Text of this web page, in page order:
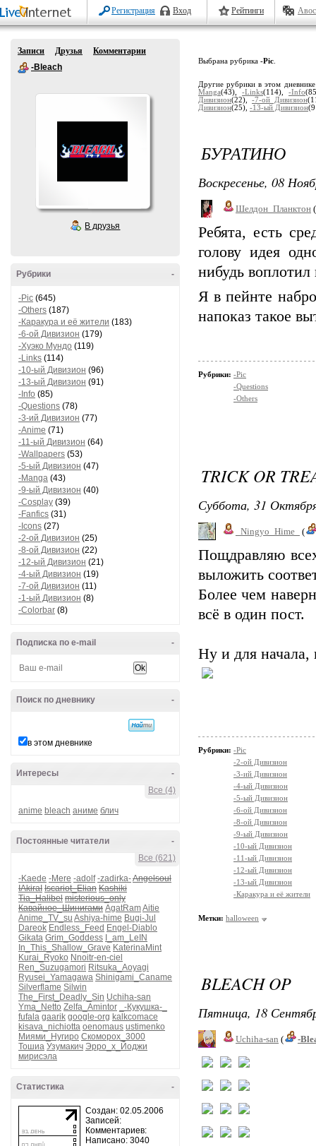
Регистрация Вход Рейтинги
Записи Друзья
Комментарии
-Bleach
В друзья
-
Рубрики
-Pic (645)
-Others (187)
-Каракура и её жители (183)
-6-ой Дивизион (179)
-Хуэко Мундо (119)
-Links (114)
-10-ый Дивизион (96)
-13-ый Дивизион (91)
-Info (85)
-Questions (78)
-3-ий Дивизион (77)
-Anime (71)
-11-ый Дивизион (64)
-Wallpapers (53)
-5-ый Дивизион (47)
-Manga (43)
-9-ый Дивизион (40)
-Cosplay (39)
-Fanfics (31)
-Icons (27)
-2-ой Дивизион (25)
-8-ой Дивизион (22)
-12-ый Дивизион (21)
-4-ый Дивизион (19)
-7-ой Дивизион (11)
-1-ый Дивизион (8)
-Colorbar (8)
-
Подписка по e-mail
-
Поиск по дневнику
в этом дневнике
-
Интересы
Все (4)
anime bleach аниме блич
-
Постоянные читатели
Все (621)
-Kaede -Mere -adolf -zadirka-Angelsoul
IAkiraI Iscariot_Elian Kashiki
Tia_Halibel misterious_only
Кавайное_Шинигами AgatRamAitie
Anime_TV_su Ashiya-hime Bugi-Jul
Dareok Endless_Feed Engel-Diablo
Gikata Grim_Goddess
I_am_LeIN
In_This_Shallow_Grave KaterinaMint
Kurai_Ryoko Nnoitr-en-ciel
Ren_Suzugamori Ritsuka_Aoyagi
Ryusei_Yamagawa Shinigami_Caname
Silverflame Silwin
The_First_Deadly_Sin Uchiha-san
Yma_Netto Zelfa_Amintor
_-Кукушка-_
fufala gaarik google-org kalkcomace
kisava_nichiotta oenomaus ustimenko
Миями_Нугиро Скоморох_3000
Тошиа Узумакич Эрро_х_Йоджи
мирисэла
-
Статистика
Создан: 02.05.2006
Записей:
Комментариев:
Написано: 3040
Выбрана рубрика -Pic
Другие рубрики в этом
Manga(43), -Links(114), -Info
Дивизион(22), -7-ой Дивизион
Дивизион(25), -13-ый Дивизион
БУРАТИНО
Воскресенье, 08
Шелдон_Планктон (
Ребята, есть
голову идея
нибудь
Я в пейнте
напоказ такое
Рубрики: -Pic
-Questions
-Others
TRICK OR
Суббота, 31
_Ningyo_Hime_ (
Пощдравляю
выложить
Более чем
всё в один пост.
Ну и для начала,
Рубрики: -Pic
-2-ой Дивизион
-3-ий Дивизион
-4-ый Дивизион
-5-ый Дивизион
-6-ой Дивизион
-8-ой Дивизион
-9-ый Дивизион
-10-ый Дивизион
-11-ый Дивизион
-12-ый Дивизион
-13-ый Дивизион
-Каракура и её жители
Метки: halloween
BLEACH OP
Пятница, 18
Uchiha-san ( -